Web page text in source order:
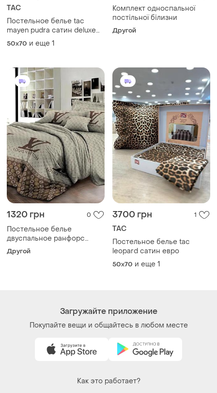
TAC
Постельное белье tac
mayen pudra сатин deluxe
евро
50x70 и еще 1
Комплект односпальної
постільної білизни
Другой
1320 грн 0
Постельное белье
двуспальное ранфорс
210х175 см "louis vuitton"
Другой
3700 грн 1
TAC
Постельное белье tac
leopard сатин евро
50x70 и еще 1
Загружайте приложение
Покупайте вещи и общайтесь в любом месте
Как это работает?